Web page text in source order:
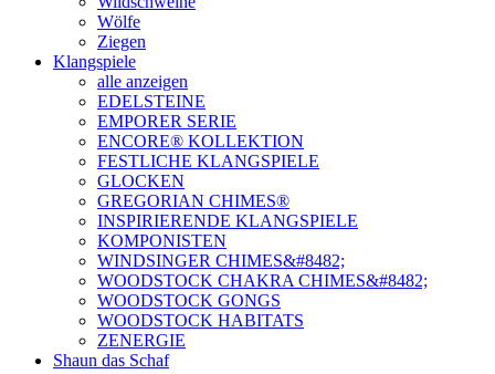
Wölfe
Ziegen
Klangspiele
alle anzeigen
EDELSTEINE
EMPORER SERIE
ENCORE® KOLLEKTION
FESTLICHE KLANGSPIELE
GLOCKEN
GREGORIAN CHIMES®
INSPIRIERENDE KLANGSPIELE
KOMPONISTEN
WINDSINGER CHIMES&#8482;
WOODSTOCK CHAKRA CHIMES&#8482;
WOODSTOCK GONGS
WOODSTOCK HABITATS
ZENERGIE
Shaun das Schaf